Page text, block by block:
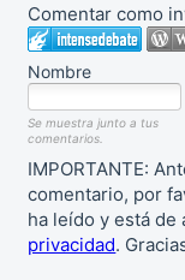
Comentar como
Nombre
Se muestra junto a tus
comentarios.
IMPORTANTE:
comentario, por
ha leído y está de
privacidad.